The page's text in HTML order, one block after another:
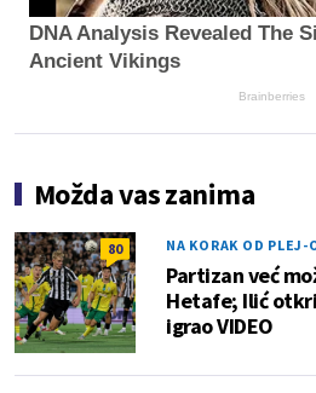
DNA Analysis Revealed The
Ancient Vikings
Brainberries
Možda vas zanima
80 NA KORAK OD PLEJ-
Partizan već
Hetafe; Ilić
igrao VIDEO